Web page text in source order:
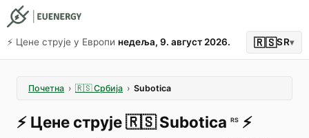
⚡️ Цене струје у Европи недеља, 9. август 2026. 🇷🇸SR▾
Почетна › 🇷🇸 Србија › Subotica
⚡️ Цене струје🇷🇸 Subotica RS ⚡️